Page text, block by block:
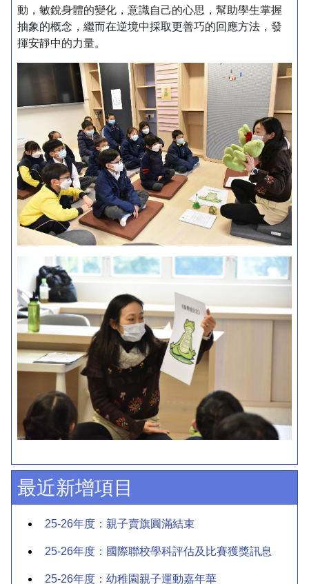
動，敏銳身體的變化，意識自己的心思，幫助學生掌握
抽象的概念，繼而在逆境中採取更善巧的回應方法，發
揮安靜中的力量。
最近新增項目
25-26年度：親子賣旗圓滿結束
25-26年度：國際聯校學科評估及比賽獲獎訊息
25-26年度：幼稚園親子運動嘉年華